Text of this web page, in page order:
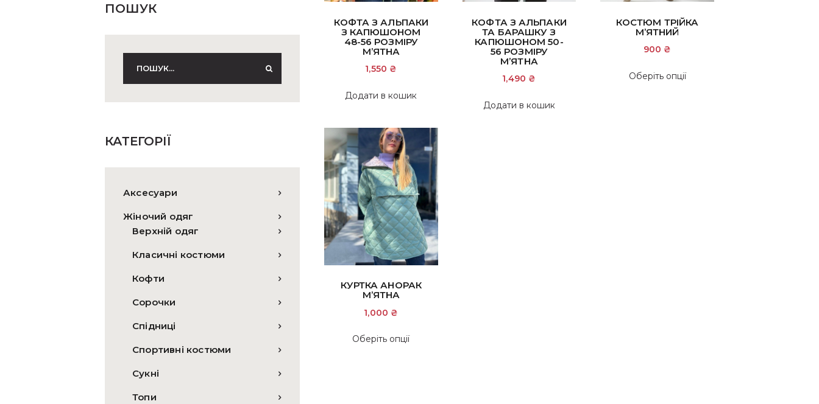
КОФТА З АЛЬПАКИ
З КАПЮШОНОМ
48-56 РОЗМІРУ
М’ЯТНА
1,550 ₴
Додати в кошик
КОФТА З АЛЬПАКИ
ТА БАРАШКУ З
КАПЮШОНОМ 50-
56 РОЗМІРУ
М’ЯТНА
1,490 ₴
Додати в кошик
КОСТЮМ ТРІЙКА
М’ЯТНИЙ
900 ₴
Оберіть опції
КУРТКА АНОРАК
М’ЯТНА
1,000 ₴
Оберіть опції
ПОШУК
КАТЕГОРІЇ
Аксесуари
Жіночий одяг
Верхній одяг
Класичні костюми
Кофти
Сорочки
Спідниці
Спортивні костюми
Сукні
Топи